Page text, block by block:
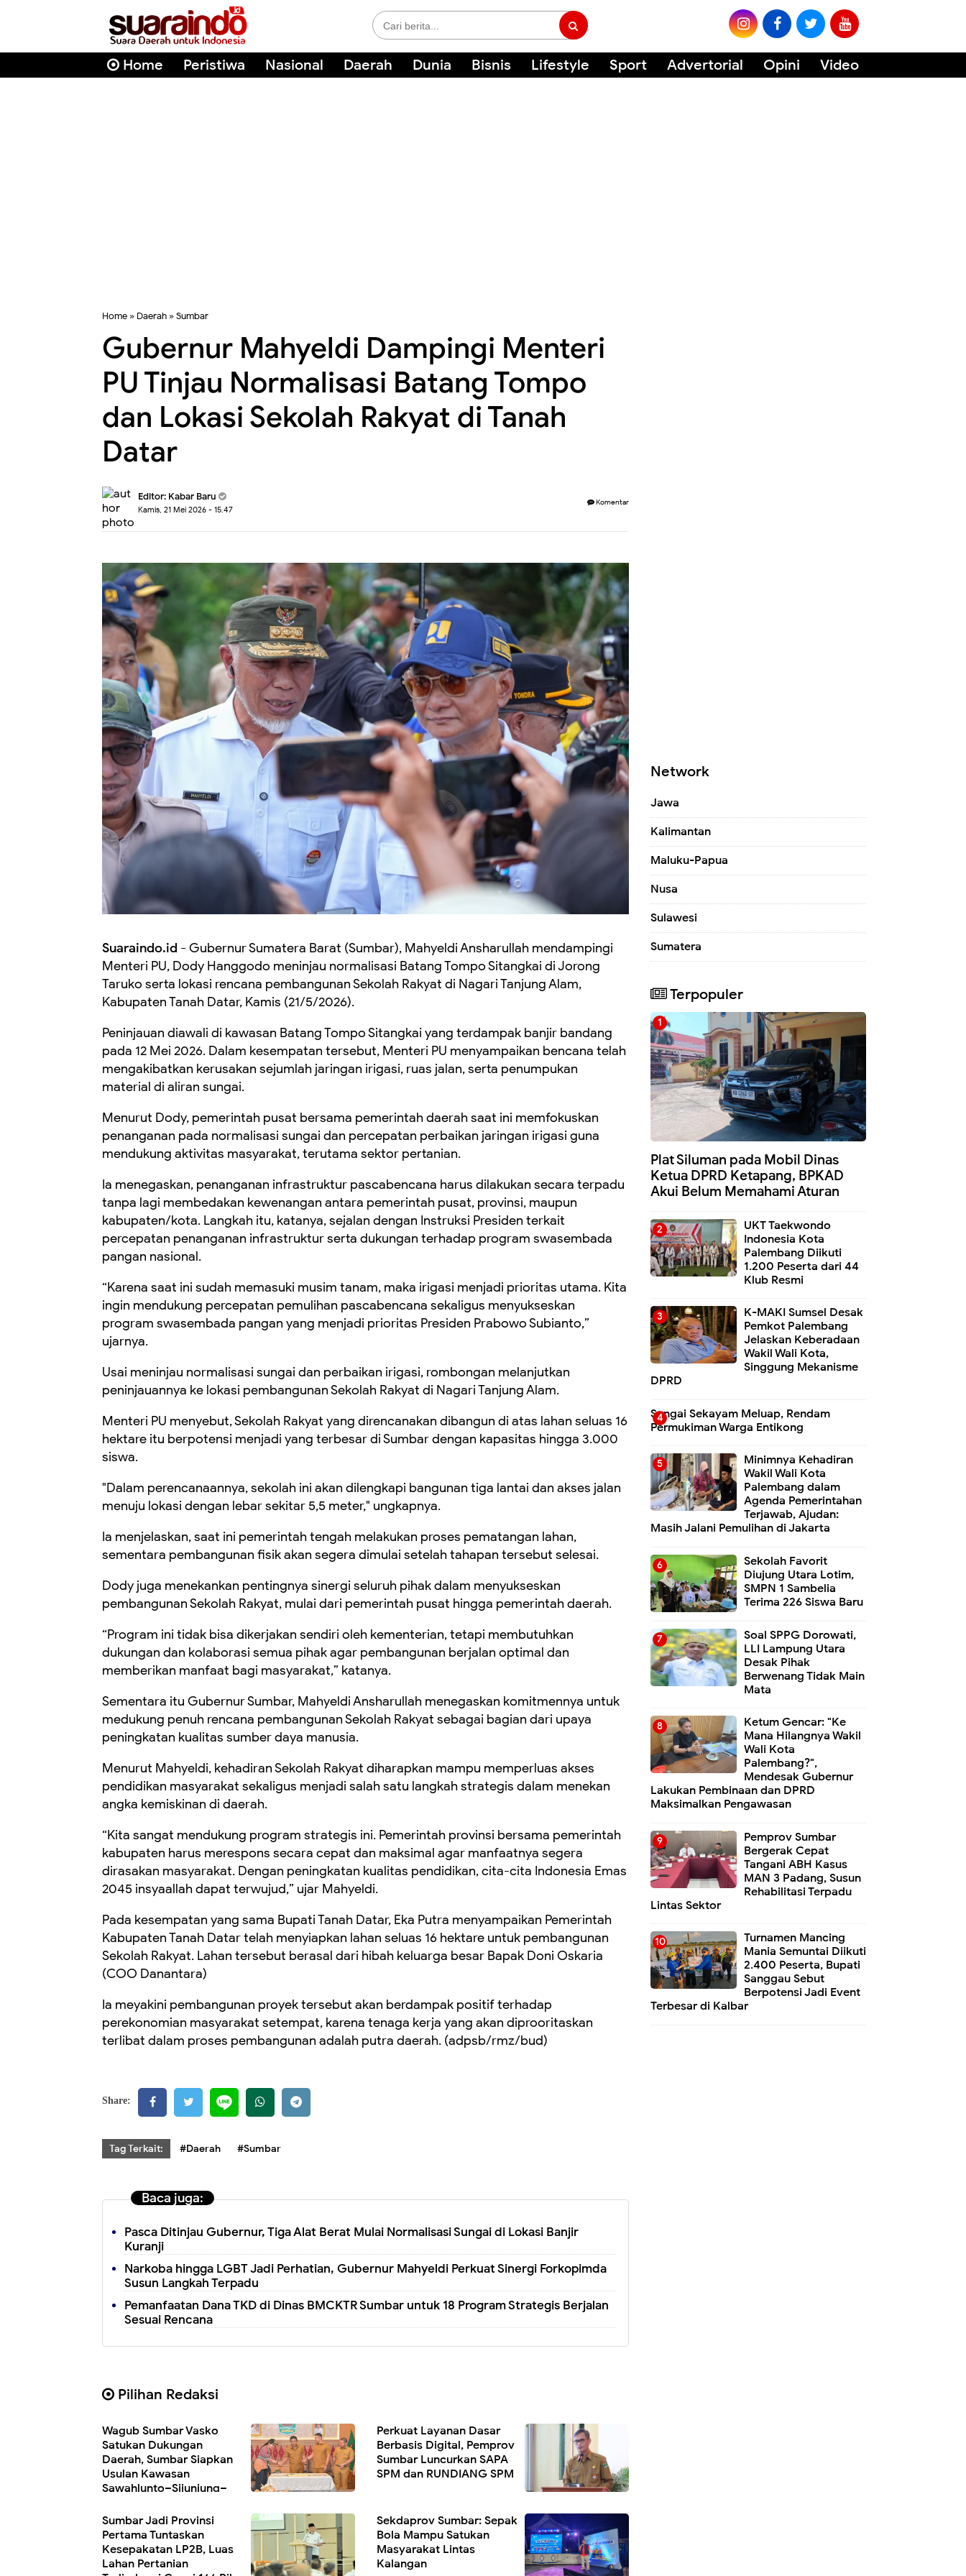
Home Peristiwa Nasional Daerah Dunia Bisnis Lifestyle Sport Advertorial Opini Video
Home » Daerah »Sumbar
Gubernur Mahyeldi Dampingi Menteri
PU Tinjau Normalisasi Batang Tompo
dan Lokasi Sekolah Rakyat di Tanah
Datar
Editor: Kabar Baru
Kamis, 21 Mei 2026 - 15.47
Komentar
Suaraindo.id - Gubernur Sumatera Barat (Sumbar), Mahyeldi Ansharullah mendampingi
Menteri PU, Dody Hanggodo meninjau normalisasi Batang Tompo Sitangkai di Jorong
Taruko serta lokasi rencana pembangunan Sekolah Rakyat di Nagari Tanjung Alam,
Kabupaten Tanah Datar, Kamis (21/5/2026).
Peninjauan diawali di kawasan Batang Tompo Sitangkai yang terdampak banjir bandang
pada 12 Mei 2026. Dalam kesempatan tersebut, Menteri PU menyampaikan bencana telah
mengakibatkan kerusakan sejumlah jaringan irigasi, ruas jalan, serta penumpukan
material di aliran sungai.
Menurut Dody, pemerintah pusat bersama pemerintah daerah saat ini memfokuskan
penanganan pada normalisasi sungai dan percepatan perbaikan jaringan irigasi guna
mendukung aktivitas masyarakat, terutama sektor pertanian.
Ia menegaskan, penanganan infrastruktur pascabencana harus dilakukan secara terpadu
tanpa lagi membedakan kewenangan antara pemerintah pusat, provinsi, maupun
kabupaten/kota. Langkah itu, katanya, sejalan dengan Instruksi Presiden terkait
percepatan penanganan infrastruktur serta dukungan terhadap program swasembada
pangan nasional.
“Karena saat ini sudah memasuki musim tanam, maka irigasi menjadi prioritas utama. Kita
ingin mendukung percepatan pemulihan pascabencana sekaligus menyukseskan
program swasembada pangan yang menjadi prioritas Presiden Prabowo Subianto,”
ujarnya.
Usai meninjau normalisasi sungai dan perbaikan irigasi, rombongan melanjutkan
peninjauannya ke lokasi pembangunan Sekolah Rakyat di Nagari Tanjung Alam.
Menteri PU menyebut, Sekolah Rakyat yang direncanakan dibangun di atas lahan seluas 16
hektare itu berpotensi menjadi yang terbesar di Sumbar dengan kapasitas hingga 3.000
siswa.
"Dalam perencanaannya, sekolah ini akan dilengkapi bangunan tiga lantai dan akses jalan
menuju lokasi dengan lebar sekitar 5,5 meter," ungkapnya.
Ia menjelaskan, saat ini pemerintah tengah melakukan proses pematangan lahan,
sementara pembangunan fisik akan segera dimulai setelah tahapan tersebut selesai.
Dody juga menekankan pentingnya sinergi seluruh pihak dalam menyukseskan
pembangunan Sekolah Rakyat, mulai dari pemerintah pusat hingga pemerintah daerah.
“Program ini tidak bisa dikerjakan sendiri oleh kementerian, tetapi membutuhkan
dukungan dan kolaborasi semua pihak agar pembangunan berjalan optimal dan
memberikan manfaat bagi masyarakat,” katanya.
Sementara itu Gubernur Sumbar, Mahyeldi Ansharullah menegaskan komitmennya untuk
medukung penuh rencana pembangunan Sekolah Rakyat sebagai bagian dari upaya
peningkatan kualitas sumber daya manusia.
Menurut Mahyeldi, kehadiran Sekolah Rakyat diharapkan mampu memperluas akses
pendidikan masyarakat sekaligus menjadi salah satu langkah strategis dalam menekan
angka kemiskinan di daerah.
“Kita sangat mendukung program strategis ini. Pemerintah provinsi bersama pemerintah
kabupaten harus merespons secara cepat dan maksimal agar manfaatnya segera
dirasakan masyarakat. Dengan peningkatan kualitas pendidikan, cita-cita Indonesia Emas
2045 insyaallah dapat terwujud,” ujar Mahyeldi.
Pada kesempatan yang sama Bupati Tanah Datar, Eka Putra menyampaikan Pemerintah
Kabupaten Tanah Datar telah menyiapkan lahan seluas 16 hektare untuk pembangunan
Sekolah Rakyat. Lahan tersebut berasal dari hibah keluarga besar Bapak Doni Oskaria
(COO Danantara)
Ia meyakini pembangunan proyek tersebut akan berdampak positif terhadap
perekonomian masyarakat setempat, karena tenaga kerja yang akan diprooritaskan
terlibat dalam proses pembangunan adalah putra daerah. (adpsb/rmz/bud)
Share:
Tag Terkait: #Daerah #Sumbar
Baca juga:
Pasca Ditinjau Gubernur, Tiga Alat Berat Mulai Normalisasi Sungai di Lokasi Banjir
Kuranji
Narkoba hingga LGBT Jadi Perhatian, Gubernur Mahyeldi Perkuat Sinergi Forkopimda
Susun Langkah Terpadu
Pemanfaatan Dana TKD di Dinas BMCKTR Sumbar untuk 18 Program Strategis Berjalan
Sesuai Rencana
Pilihan Redaksi
Wagub Sumbar Vasko
Satukan Dukungan
Daerah, Sumbar Siapkan
Usulan Kawasan
Sawahlunto–Sijunjung–
Nasional
Perkuat Layanan Dasar
Berbasis Digital, Pemprov
Sumbar Luncurkan SAPA
SPM dan RUNDIANG SPM
Sumbar Jadi Provinsi
Pertama Tuntaskan
Kesepakatan LP2B, Luas
Lahan Pertanian
Sekdaprov Sumbar: Sepak
Bola Mampu Satukan
Masyarakat Lintas
Kalangan
Network
Jawa
Kalimantan
Maluku-Papua
Nusa
Sulawesi
Sumatera
Terpopuler
Plat Siluman pada Mobil Dinas
Ketua DPRD Ketapang, BPKAD
Akui Belum Memahami Aturan
UKT Taekwondo
Indonesia Kota
Palembang Diikuti
1.200 Peserta dari 44
Klub Resmi
K-MAKI Sumsel Desak
Pemkot Palembang
Jelaskan Keberadaan
Wakil Wali Kota,
Singgung Mekanisme
DPRD
Sungai Sekayam Meluap, Rendam
Permukiman Warga Entikong
Minimnya Kehadiran
Wakil Wali Kota
Palembang dalam
Agenda Pemerintahan
Terjawab, Ajudan:
Masih Jalani Pemulihan di Jakarta
Sekolah Favorit
Diujung Utara Lotim,
SMPN 1 Sambelia
Terima 226 Siswa Baru ‎
Soal SPPG Dorowati,
LLI Lampung Utara
Desak Pihak
Berwenang Tidak Main
Mata
Ketum Gencar: "Ke
Mana Hilangnya Wakil
Wali Kota
Palembang?",
Mendesak Gubernur
Lakukan Pembinaan dan DPRD
Maksimalkan Pengawasan
Pemprov Sumbar
Bergerak Cepat
Tangani ABH Kasus
MAN 3 Padang, Susun
Rehabilitasi Terpadu
Lintas Sektor
Turnamen Mancing
Mania Semuntai Diikuti
2.400 Peserta, Bupati
Sanggau Sebut
Berpotensi Jadi Event
Terbesar di Kalbar